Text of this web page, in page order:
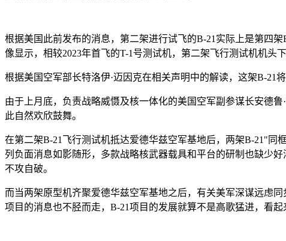
根据美国此前发布的消息，第二架进行试飞的B-21实际上是第四
像显示，相较2023年首飞的T-1号测试机，第二架飞行测试机机头
根据美国空军部长特洛伊·迈因克在相关声明中的解读，这架B-21
由于上月底，负责战略威慑及核一体化的美国空军副参谋长安德
此自然欢欣鼓舞。
在第二架B-21飞行测试机抵达爱德华兹空军基地后，两架B-21"
列负面消息如影随形，多款战略核武器载具和平台的研制也缺少
不攻自破。
而当两架原型机齐聚爱德华兹空军基地之后，有关美军深谋远虑
项目的消息也不胫而走，B-21项目的发展就算不是高歌猛进，看